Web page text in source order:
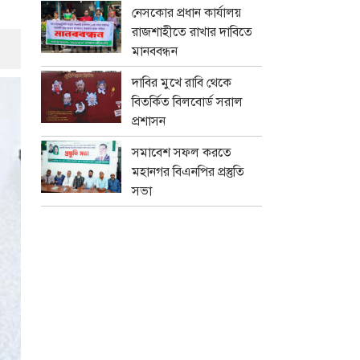
নেসকোর প্রধান কার্যালয়
রাজশাহীতে রাখার দাবিতে
মানববন্ধন
দাবির মুখে রাবি থেকে
বিতর্কিত বিলবোর্ড সরাল
প্রশাসন
সমাবেশ সফল করতে
মহানগর বিএনপির প্রস্তুতি
সভা